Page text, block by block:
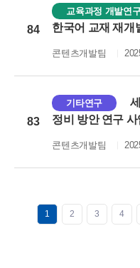
84
교육과정 개발연
한국어 교재 재개
콘텐츠개발팀
83
기타연구
정비 방안 연구
콘텐츠개발팀
1 2 3 4